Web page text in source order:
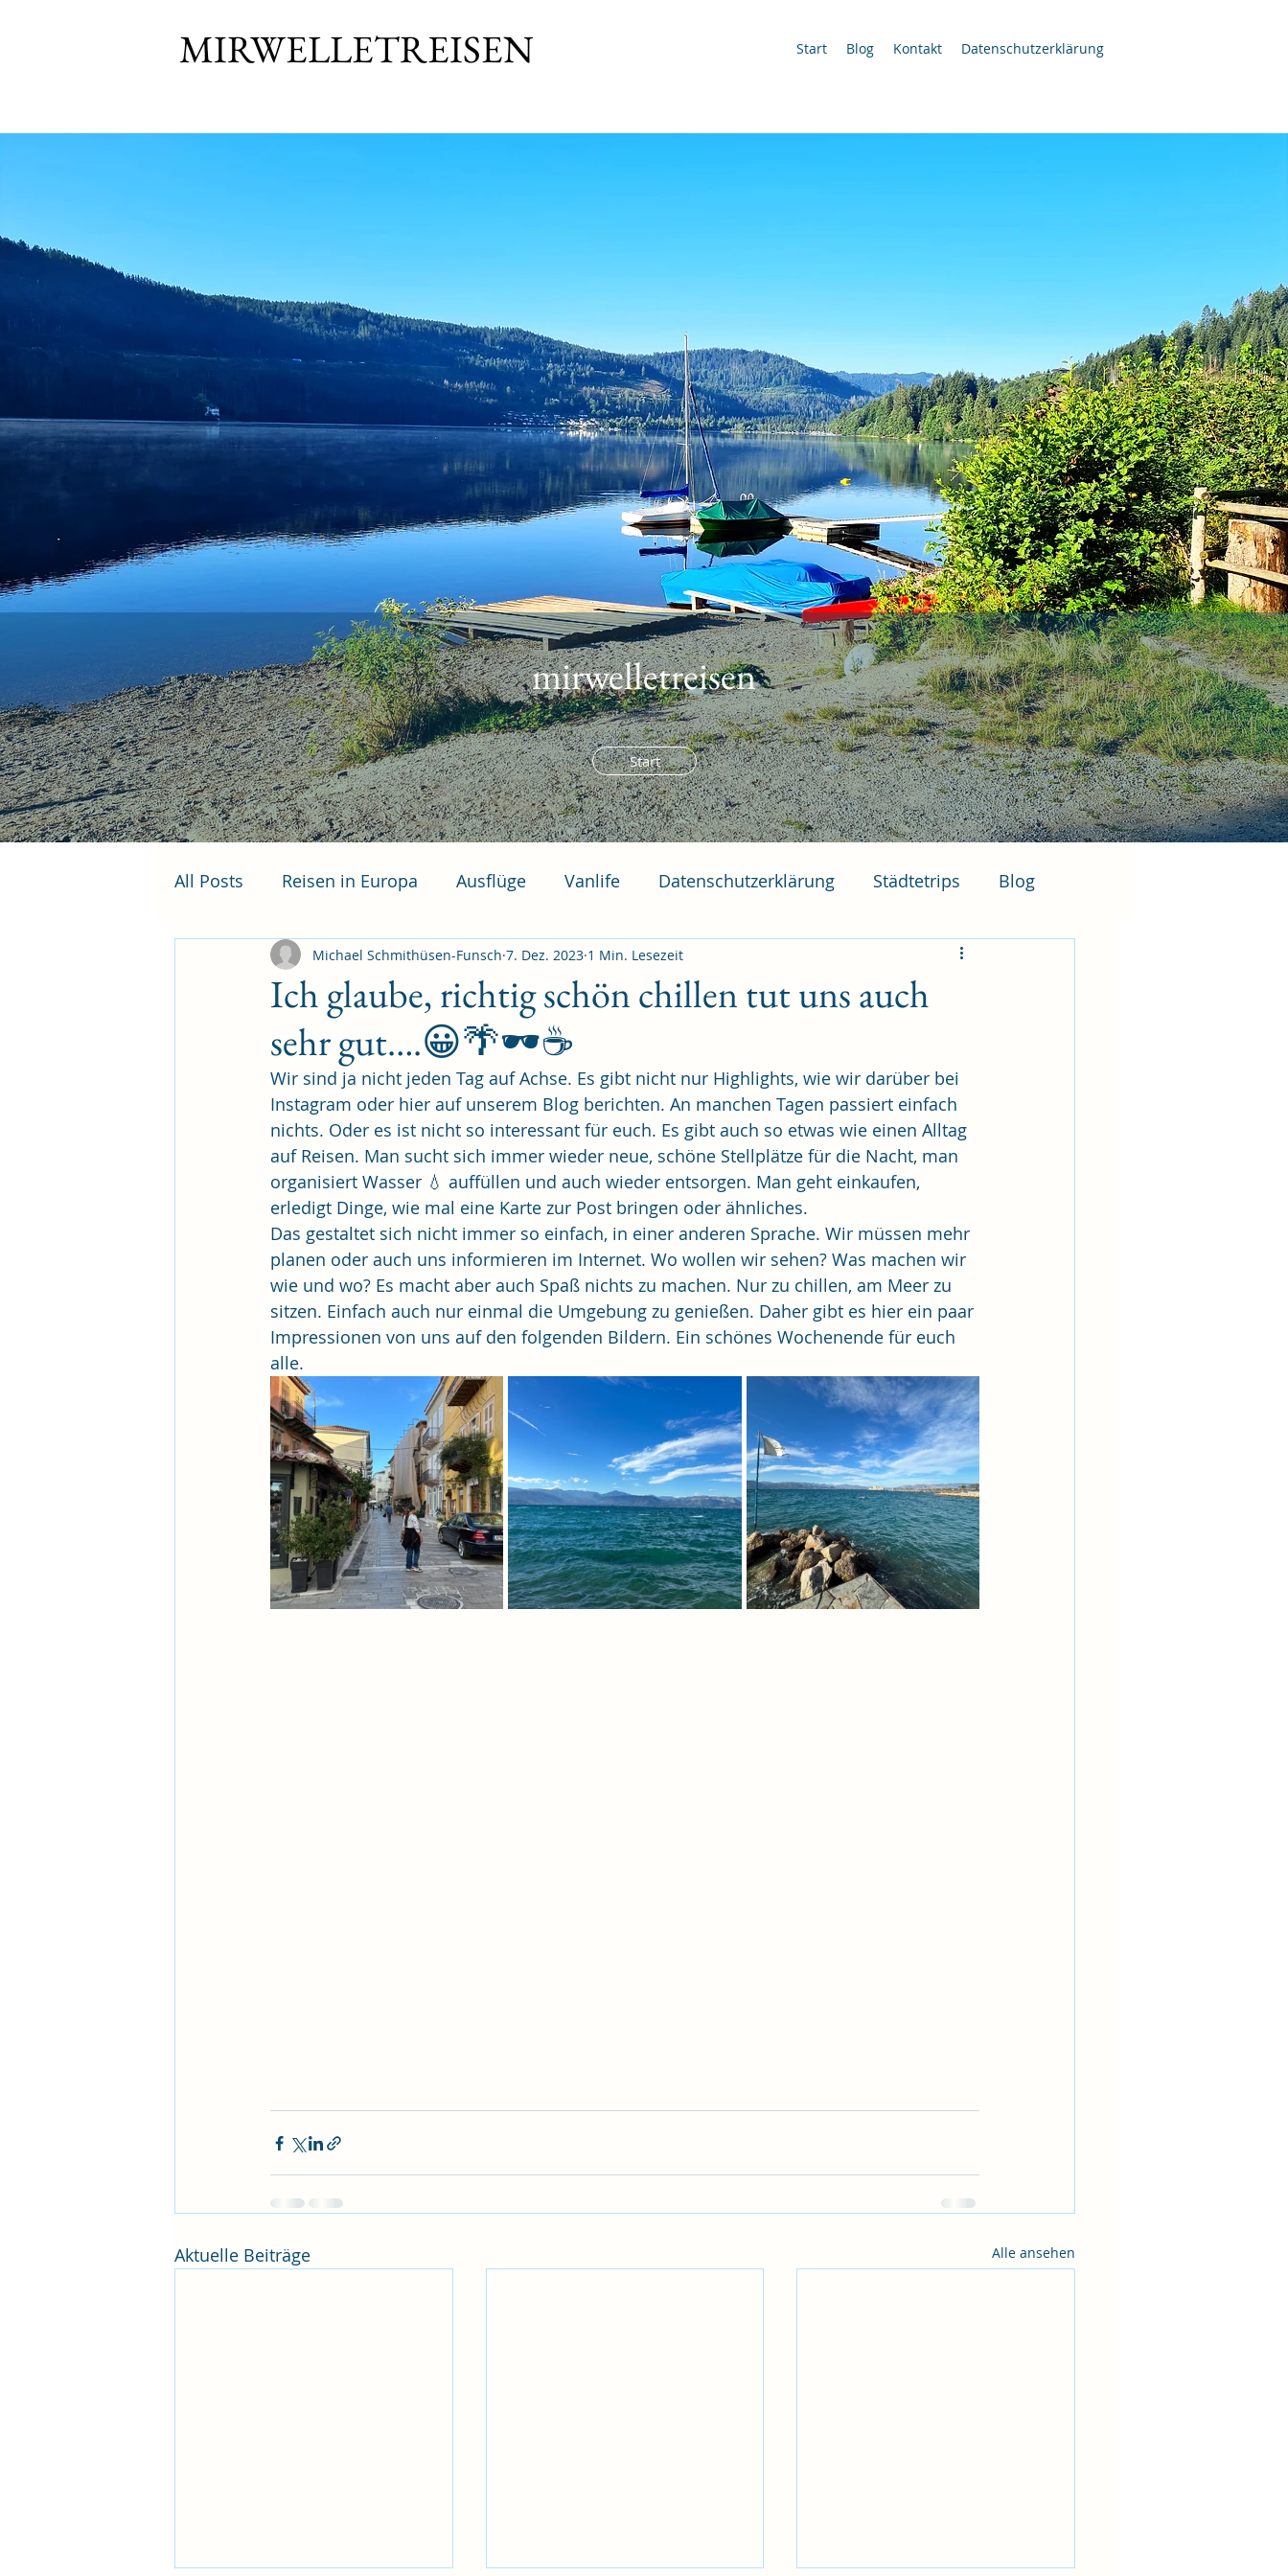
Start Blog Kontakt Datenschutzerklärung
MIRWELLETREISEN
mirwelletreisen
Start
All Posts Reisen in Europa Ausflüge Vanlife Datenschutzerklärung Städtetrips Blog
Ich glaube, richtig schön chillen tut uns auch
sehr gut….😀🌴🕶️☕️
Michael Schmithüsen-Funsch 7. Dez. 2023 1 Min. Lesezeit
Wir sind ja nicht jeden Tag auf Achse. Es gibt nicht nur Highlights, wie wir darüber bei
Instagram oder hier auf unserem Blog berichten. An manchen Tagen passiert einfach
nichts. Oder es ist nicht so interessant für euch. Es gibt auch so etwas wie einen Alltag
auf Reisen. Man sucht sich immer wieder neue, schöne Stellplätze für die Nacht, man
organisiert Wasser 💧 auffüllen und auch wieder entsorgen. Man geht einkaufen,
erledigt Dinge, wie mal eine Karte zur Post bringen oder ähnliches.
Das gestaltet sich nicht immer so einfach, in einer anderen Sprache. Wir müssen mehr
planen oder auch uns informieren im Internet. Wo wollen wir sehen? Was machen wir
wie und wo? Es macht aber auch Spaß nichts zu machen. Nur zu chillen, am Meer zu
sitzen. Einfach auch nur einmal die Umgebung zu genießen. Daher gibt es hier ein paar
Impressionen von uns auf den folgenden Bildern. Ein schönes Wochenende für euch
alle.
Aktuelle Beiträge Alle ansehen